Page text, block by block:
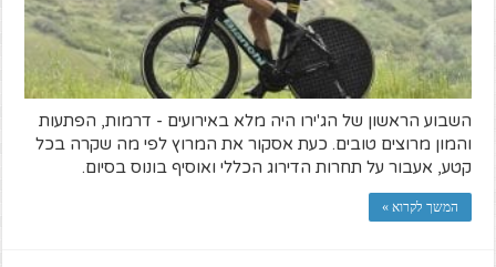
השבוע הראשון של הג'ירו היה מלא באירועים - דרמות, הפתעות
והמון מרוצים טובים. כעת אסקור את המרוץ לפי מה שקרה בכל
קטע, אעבור על תחרות הדירוג הכללי ואוסיף בונוס בסיום.
המשך לקרוא »